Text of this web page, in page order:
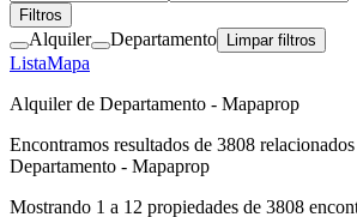
Filtros
Alquiler Departamento Limpar filtros
ListaMapa
Alquiler de Departamento - Mapaprop
Encontramos resultados de 3808 relacionados
Departamento - Mapaprop
Mostrando 1 a 12 propiedades de 3808